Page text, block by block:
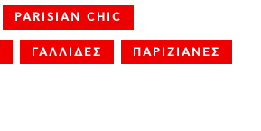
PARISIAN CHIC
ΓΑΛΛΙΔΕΣ ΠΑΡΙΖΙΑΝΕΣ